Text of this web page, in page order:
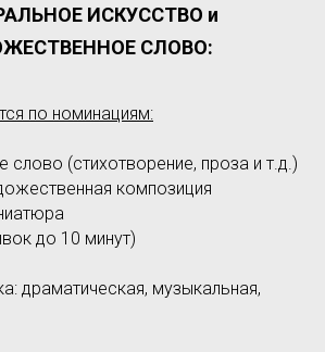
ИСКУССТВО и
СЛОВО:
по номинациям:
слово (стихотворение, проза и т.д.)
композиция
до 10 минут)
драматическая, музыкальная,